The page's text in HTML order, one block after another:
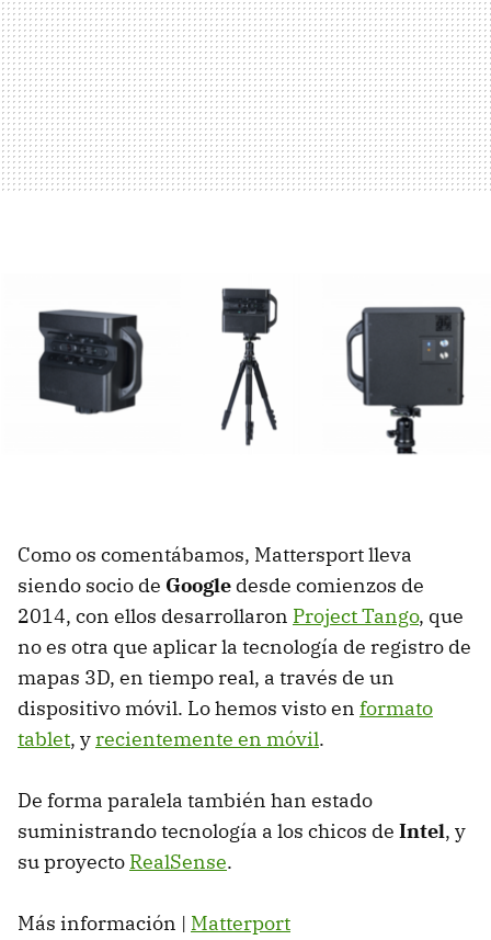
Como os comentábamos, Mattersport lleva
siendo socio de Google desde comienzos de
2014, con ellos desarrollaron Project Tango, que
no es otra que aplicar la tecnología de registro de
mapas 3D, en tiempo real, a través de un
dispositivo móvil. Lo hemos visto en formato
tablet, yrecientemente en móvil.
De forma paralela también han estado
suministrando tecnología a los chicos de Intel, y
su proyecto RealSense.
Más información | Matterport